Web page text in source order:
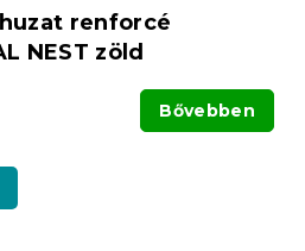
renforcé
NEST zöld
Bővebben